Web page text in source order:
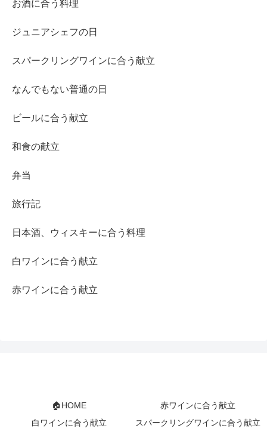
お酒に合う料理
ジュニアシェフの日
スパークリングワインに合う献立
なんでもない普通の日
ビールに合う献立
和食の献立
弁当
旅行記
日本酒、ウィスキーに合う料理
白ワインに合う献立
赤ワインに合う献立
🏠HOME
赤ワインに合う献立
白ワインに合う献立
スパークリングワインに合う献立